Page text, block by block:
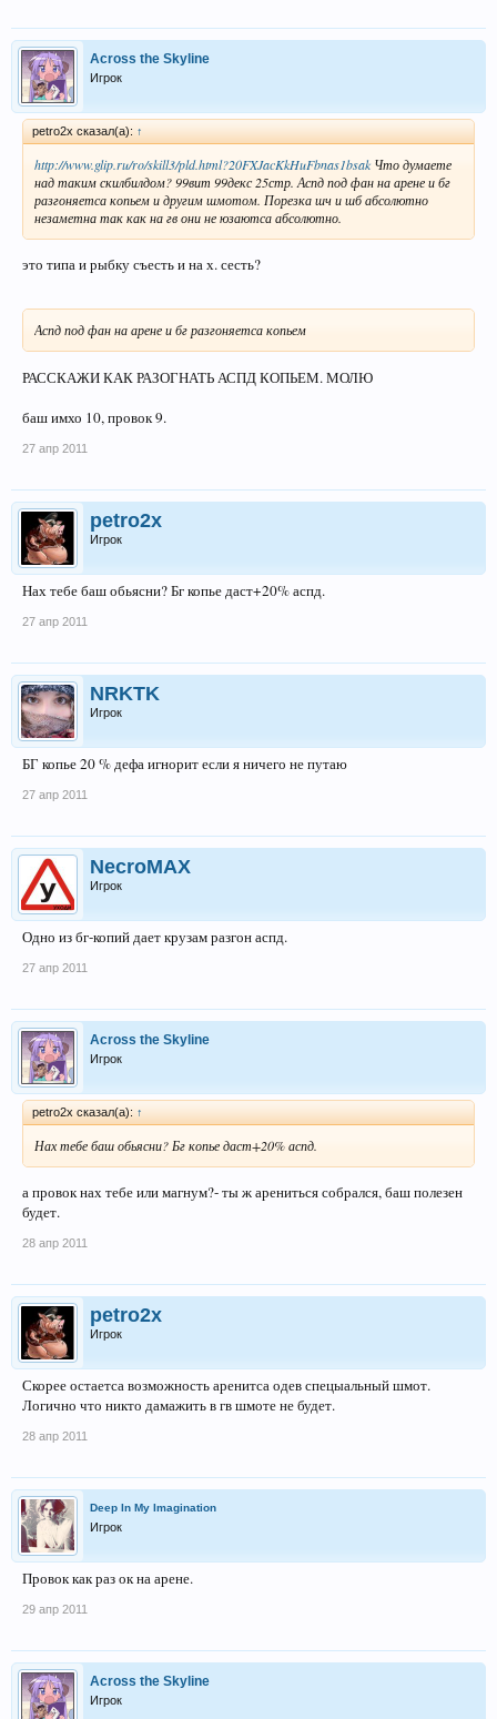
Across the Skyline
Игрок
petro2x сказал(а): ↑
http://www.glip.ru/ro/skill3/pld.html?20FXJacKkHuFbnas1bsak Что думаете
над таким скилбилдом? 99вит 99декс 25стр. Аспд под фан на арене и бг
разгоняетса копьем и другим шмотом. Порезка шч и шб абсолютно
незаметна так как на гв они не юзаютса абсолютно.
это типа и рыбку съесть и на х. сесть?
Аспд под фан на арене и бг разгоняетса копьем
РАССКАЖИ КАК РАЗОГНАТЬ АСПД КОПЬЕМ. МОЛЮ
баш имхо 10, провок 9.
27 апр 2011
petro2x
Игрок
Нах тебе баш обьясни? Бг копье даст+20% аспд.
27 апр 2011
NRKTK
Игрок
БГ копье 20 % дефа игнорит если я ничего не путаю
27 апр 2011
NecroMAX
Игрок
Одно из бг-копий дает крузам разгон аспд.
27 апр 2011
Across the Skyline
Игрок
petro2x сказал(а): ↑
Нах тебе баш обьясни? Бг копье даст+20% аспд.
а провок нах тебе или магнум?- ты ж арениться собрался, баш полезен
будет.
28 апр 2011
petro2x
Игрок
Скорее остаетса возможность аренитса одев спецыальный шмот.
Логично что никто дамажить в гв шмоте не будет.
28 апр 2011
Deep In My Imagination
Игрок
Провок как раз ок на арене.
29 апр 2011
Across the Skyline
Игрок